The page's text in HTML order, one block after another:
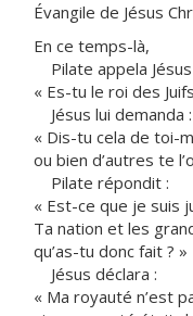
Évangile de Jésus
En ce temps-là,
Pilate appela
« Es-tu le roi des
Jésus lui demanda :
« Dis-tu cela de toi-
ou bien d’autres te
Pilate répondit :
« Est-ce que je suis
Ta nation et les
qu’as-tu donc fait ? »
Jésus déclara :
« Ma royauté n’est